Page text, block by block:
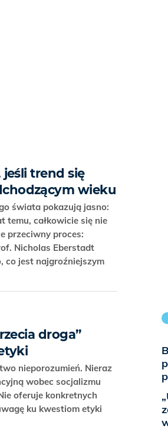
jeśli trend się
wieku
świata pokazują jasno:
temu, całkowicie się nie
przeciwny proces:
Nicholas Eberstadt
co jest najgroźniejszym
droga”
nieporozumień. Nieraz
wobec socjalizmu
oferuje konkretnych
ku kwestiom etyki